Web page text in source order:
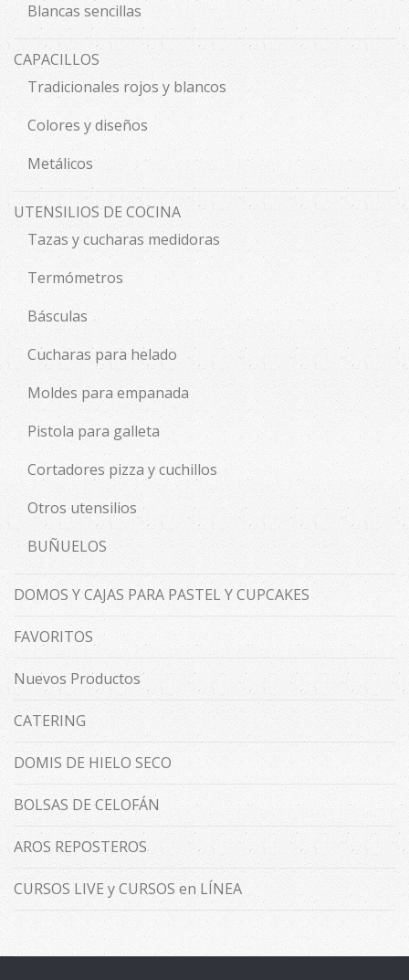
Blancas sencillas
CAPACILLOS
Tradicionales rojos y blancos
Colores y diseños
Metálicos
UTENSILIOS DE COCINA
Tazas y cucharas medidoras
Termómetros
Básculas
Cucharas para helado
Moldes para empanada
Pistola para galleta
Cortadores pizza y cuchillos
Otros utensilios
BUÑUELOS
DOMOS Y CAJAS PARA PASTEL Y CUPCAKES
FAVORITOS
Nuevos Productos
CATERING
DOMIS DE HIELO SECO
BOLSAS DE CELOFÁN
AROS REPOSTEROS
CURSOS LIVE y CURSOS en LÍNEA